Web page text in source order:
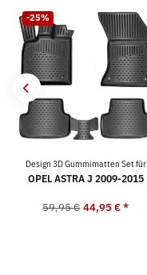
-25%
Design 3D Gummimatten Set für
OPEL ASTRA J 2009-2015
59,95 € 44,95 €*